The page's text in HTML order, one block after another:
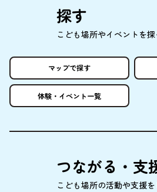
探す
こども場所やイベントを探
マップで探す
体験 ・イベント一覧
つながる・ 支
こども場所の活動や支援